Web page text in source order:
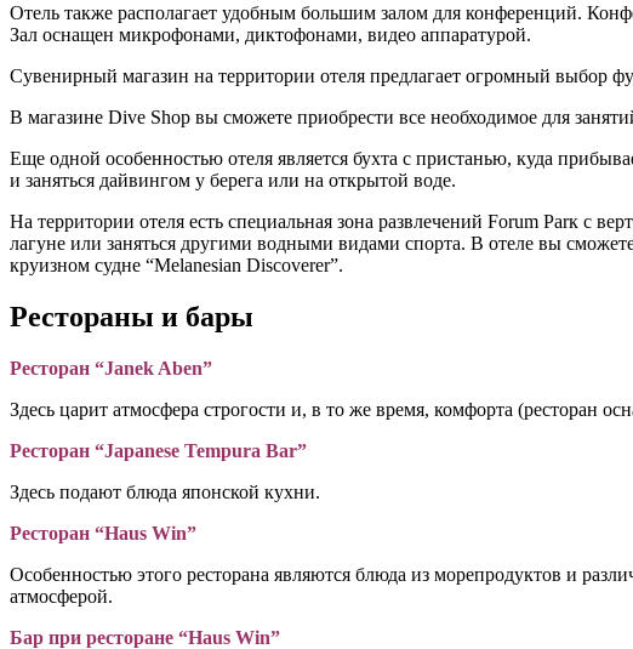
Отель также располагает удобным большим залом для конференций.
Зал оснащен микрофонами, диктофонами, видео аппаратурой.
Сувенирный магазин на территории отеля предлагает огромный выбор
В магазине Dive Shop вы сможете приобрести все необходимое для
Еще одной особенностью отеля является бухта с пристанью, куда
и заняться дайвингом у берега или на открытой воде.
На территории отеля есть специальная зона развлечений Forum Parк с
лагуне или заняться другими водными видами спорта. В отеле вы
круизном судне “Melanesian Discoverer”.
Рестораны и бары
Ресторан “Janek Aben”
Здесь царит атмосфера строгости и, в то же время, комфорта (ресторан
Ресторан “Japanese Tempura Bar”
Здесь подают блюда японской кухни.
Ресторан “Haus Win”
Особенностью этого ресторана являются блюда из морепродуктов и
атмосферой.
Бар при ресторане “Нaus Win”